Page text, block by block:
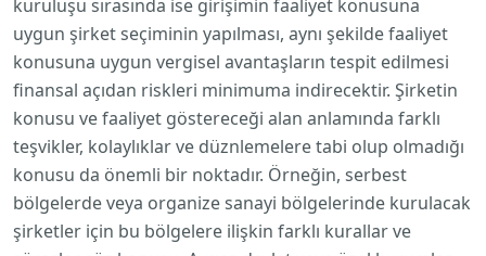
kuruluşu sırasında ise girişimin faaliyet konusuna
uygun şirket seçiminin yapılması, aynı şekilde faaliyet
konusuna uygun vergisel avantaşların tespit edilmesi
finansal açıdan riskleri minimuma indirecektir. Şirketin
konusu ve faaliyet göstereceği alan anlamında farklı
teşvikler, kolaylıklar ve düznlemelere tabi olup olmadığı
konusu da önemli bir noktadır. Örneğin, serbest
bölgelerde veya organize sanayi bölgelerinde kurulacak
şirketler için bu bölgelere ilişkin farklı kurallar ve